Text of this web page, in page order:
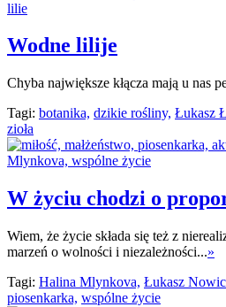
Wodne lilije
Chyba największe kłącza mają u nas
Tagi: botanika, dzikie rośliny, Łukasz
zioła
W życiu chodzi o
Wiem, że życie składa się też z
marzeń o wolności i niezależności...»
Tagi: Halina Mlynkova, Łukasz
piosenkarka, wspólne życie